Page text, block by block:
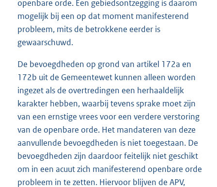
openbare orde. Een gebiedsontzegging is daarom
mogelijk bij een op dat moment manifesterend
probleem, mits de betrokkene eerder is
gewaarschuwd.
De bevoegdheden op grond van artikel 172a en
172b uit de Gemeentewet kunnen alleen worden
ingezet als de overtredingen een herhaaldelijk
karakter hebben, waarbij tevens sprake moet zijn
van een ernstige vrees voor een verdere verstoring
van de openbare orde. Het mandateren van deze
aanvullende bevoegdheden is niet toegestaan. De
bevoegdheden zijn daardoor feitelijk niet geschikt
om in een acuut zich manifesterend openbare orde
probleem in te zetten. Hiervoor blijven de APV,